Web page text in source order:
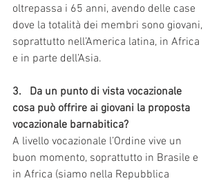
oltrepassa i 65 anni, avendo delle case
dove la totalità dei membri sono giovani,
soprattutto nell’America latina, in Africa
e in parte dell’Asia.
3.   Da un punto di vista vocazionale
cosa può offrire ai giovani la proposta
vocazionale barnabitica?
A livello vocazionale l’Ordine vive un
buon momento, soprattutto in Brasile e
in Africa (siamo nella Repubblica